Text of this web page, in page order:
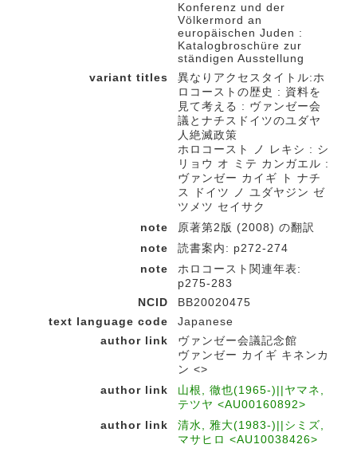
Konferenz und der
Völkermord an
europäischen Juden :
Katalogbroschüre zur
ständigen Ausstellung
variant titles
異なりアクセスタイトル:ホ
ロコーストの歴史 : 資料を
見て考える : ヴァンゼー会
議とナチスドイツのユダヤ
人絶滅政策
ホロコースト ノ レキシ : シ
リョウ オ ミテ カンガエル :
ヴァンゼー カイギ ト ナチ
ス ドイツ ノ ユダヤジン ゼ
ツメツ セイサク
note
原著第2版 (2008) の翻訳
note
読書案内: p272-274
note
ホロコースト関連年表:
p275-283
NCID
BB20020475
text language code
Japanese
author link
ヴァンゼー会議記念館
ヴァンゼー カイギ キネンカ
ン <>
author link
山根, 徹也(1965-)||ヤマネ,
テツヤ <AU00160892>
author link
清水, 雅大(1983-)||シミズ,
マサヒロ <AU10038426>